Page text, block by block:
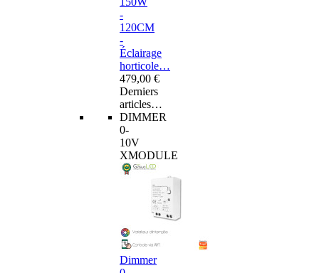
-
120CM
-
Éclairage
horticole…
479,00 €
Derniers
articles…
DIMMER
0-
10V
XMODULE
Dimmer